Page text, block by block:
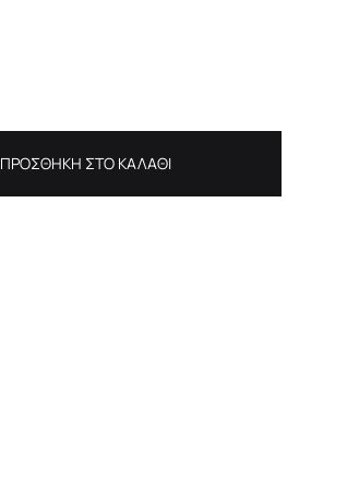
ΠΡΟΣΘΉΚΗ ΣΤΟ ΚΑΛΆΘΙ